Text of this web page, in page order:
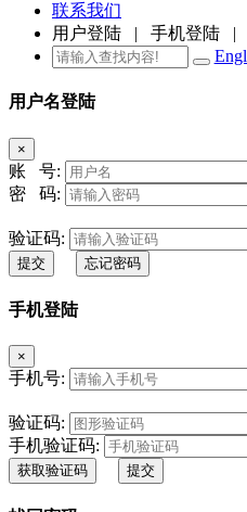
联系我们
用户登陆 | 手机登陆 |
用户名登陆
×
账 号:
密 码:
验证码:
提交 忘记密码
手机登陆
×
手机号:
验证码:
手机验证码:
获取验证码 提交